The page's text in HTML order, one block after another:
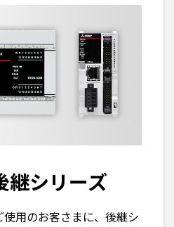
継シリーズ
用のお客さまに、後継シ